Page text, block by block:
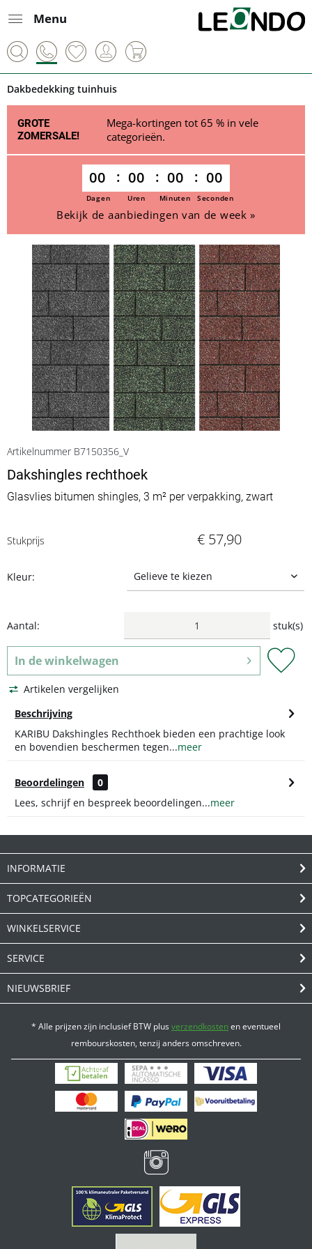
Menu
Dakbedekking tuinhuis
GROTE
ZOMERSALE!
Mega-kortingen tot 65 % in vele
categorieën.
00 00 00 00
Dagen Uren Minuten Seconden
Bekijk de aanbiedingen van de week »
Artikelnummer B7150356_V
Dakshingles rechthoek
Glasvlies bitumen shingles, 3 m² per verpakking, zwart
Stukprijs € 57,90
Kleur:
Aantal: stuk(s)
In dewinkelwagen
Artikelen vergelijken
Beschrijving
KARIBU Dakshingles Rechthoek bieden een prachtige look
en bovendien beschermen tegen...meer
Beoordelingen
0
Lees, schrijf en bespreek beoordelingen...meer
INFORMATIE
TOPCATEGORIEËN
WINKELSERVICE
SERVICE
NIEUWSBRIEF
* Alle prijzen zijn inclusief BTW plusverzendkostenen eventueel
rembourskosten, tenzij anders omschreven.